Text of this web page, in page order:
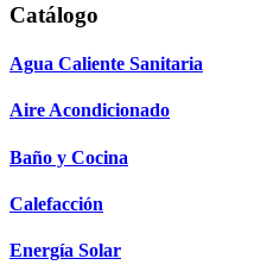
Catálogo
Agua Caliente Sanitaria
Aire Acondicionado
Baño y Cocina
Calefacción
Energía Solar